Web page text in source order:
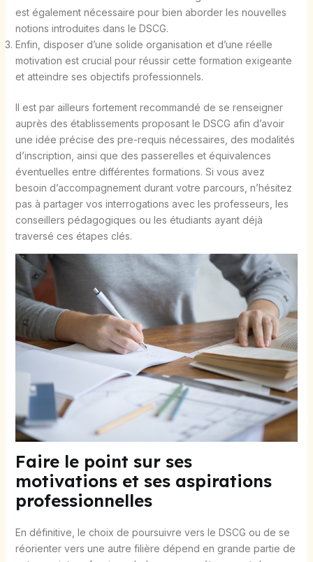
est également nécessaire pour bien aborder les nouvelles
notions introduites dans le DSCG.
Enfin, disposer d’une solide organisation et d’une réelle
motivation est crucial pour réussir cette formation exigeante
et atteindre ses objectifs professionnels.
Il est par ailleurs fortement recommandé de se renseigner
auprès des établissements proposant le DSCG afin d’avoir
une idée précise des pre-requis nécessaires, des modalités
d’inscription, ainsi que des passerelles et équivalences
éventuelles entre différentes formations. Si vous avez
besoin d’accompagnement durant votre parcours, n’hésitez
pas à partager vos interrogations avec les professeurs, les
conseillers pédagogiques ou les étudiants ayant déjà
traversé ces étapes clés.
Faire le point sur ses
motivations et ses aspirations
professionnelles
En définitive, le choix de poursuivre vers le DSCG ou de se
réorienter vers une autre filière dépend en grande partie de